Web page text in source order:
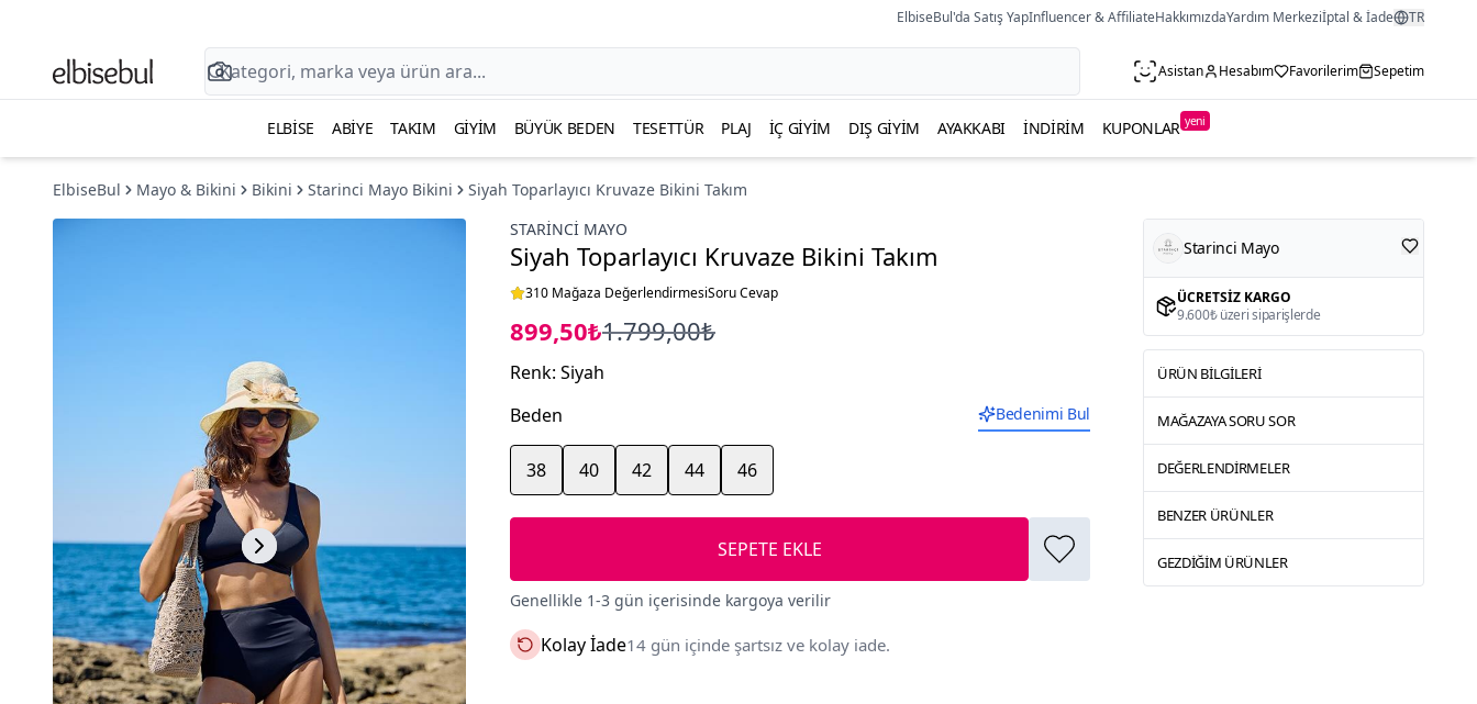
ElbiseBul'da Satış YapInfluencer & AffiliateHakkımızdaYardım Merkeziİptal & İade TR
Asistan Hesabım Favorilerim Sepetim
ELBISE ABIYE TAKIM GIYIM BÜYÜK BEDEN TESETTÜR PLAJ İÇ GIYIM DIŞ GIYIM AYAKKABI İNDIRIM KUPONLAR yeni
ElbiseBul Mayo & Bikini Bikini Starinci Mayo Bikini
Siyah Toparlayıcı Kruvaze Bikini Takım
STARINCI MAYO
Siyah Toparlayıcı Kruvaze Bikini Takım
310 Mağaza DeğerlendirmesiSoru Cevap
899,50₺1.799,00₺
Renk: Siyah
Beden
Bedenimi Bul
38 40 42 44 46
SEPETE EKLE
Genellikle 1-3 gün içerisinde kargoya verilir
Kolay İade14 gün içinde şartsız ve kolay iade.
Starinci Mayo
ÜCRETSIZ KARGO
9.600₺ üzeri siparişlerde
ÜRÜN BILGILERI
MAĞAZAYA SORU SOR
DEĞERLENDIRMELER
BENZER ÜRÜNLER
GEZDIĞIM ÜRÜNLER